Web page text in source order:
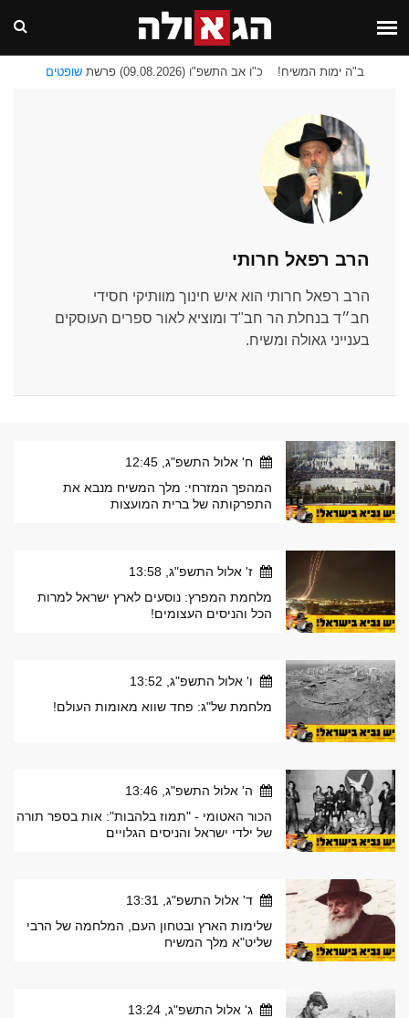
ב"ה ימות המשיח! כ"ו אב התשפ"ו (09.08.2026) פרשת שופטים
הרב רפאל חרותי
הרב רפאל חרותי הוא איש חינוך מוותיקי חסידי
חב״ד בנחלת הר חב"ד ומוציא לאור ספרים העוסקים
בענייני גאולה ומשיח.
ח' אלול התשפ"ג, 12:45
המהפך המזרחי: מלך המשיח מנבא את
התפרקותה של ברית המועצות
ז' אלול התשפ"ג, 13:58
מלחמת המפרץ: נוסעים לארץ ישראל למרות
הכל והניסים העצומים!
ו' אלול התשפ"ג, 13:52
מלחמת של"ג: פחד שווא מאומות העולם!
ה' אלול התשפ"ג, 13:46
הכור האטומי - "תמוז בלהבות": אות בספר תורה
של ילדי ישראל והניסים הגלויים
ד' אלול התשפ"ג, 13:31
שלימות הארץ ובטחון העם, המלחמה של הרבי
שליט"א מלך המשיח
ג' אלול התשפ"ג, 13:24